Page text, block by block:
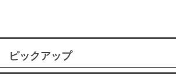
ピックアップ